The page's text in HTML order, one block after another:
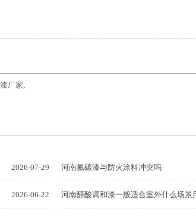
厂家
2026-07-29 河南氟碳漆与防火涂料冲突吗
2026-06-22 河南醇酸调和漆一般适合室外什么场景